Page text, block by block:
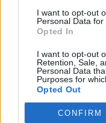
I want to opt-out
Personal Data for
Opted In
I want to opt-out
Retention, Sale,
Personal Data
Purposes for
Opted Out
CONFIRM
Žinios | Lietuvos diena
„Pagarba pirmajai
prisiminimais apie
Žinios | Lietuvos diena